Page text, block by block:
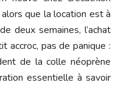
que la location est à
deux semaines, l’achat
accroc, pas de panique :
de la colle néoprène
essentielle à savoir